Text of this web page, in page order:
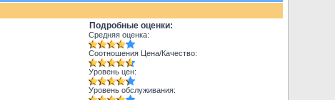
Подробные оценки:
Средняя оценка:
Соотношения Цена/Качество:
Уровень цен:
Уровень обслуживания: